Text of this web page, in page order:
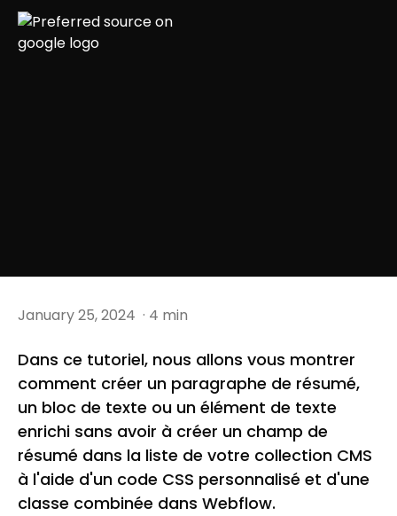
January 25, 2024 · 4 min
Dans ce tutoriel, nous allons vous montrer
comment créer un paragraphe de résumé,
un bloc de texte ou un élément de texte
enrichi sans avoir à créer un champ de
résumé dans la liste de votre collection CMS
à l'aide d'un code CSS personnalisé et d'une
classe combinée dans Webflow.